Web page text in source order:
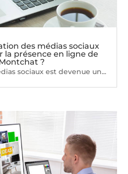
des médias sociaux
la présence en ligne de
?
sociaux est devenue un...